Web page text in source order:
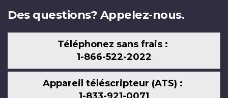
Des questions? Appelez-nous.
Téléphonez sans frais :
1-866-522-2022
Appareil téléscripteur (ATS) :